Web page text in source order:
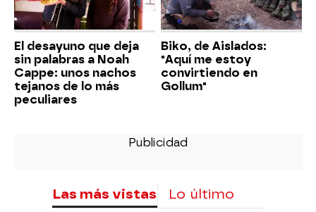
El desayuno que deja
sin palabras a Noah
Cappe: unos nachos
tejanos de lo más
peculiares
Biko, de Aislados:
"Aquí me estoy
convirtiendo en
Gollum"
Las más vistas Lo último